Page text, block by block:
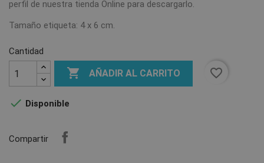
perfil de nuestra tienda Online para descargarlo.
Tamaño etiqueta: 4 x 6 cm.
Cantidad
 AÑADIR AL CARRITO favorite_border
 Disponible
Compartir